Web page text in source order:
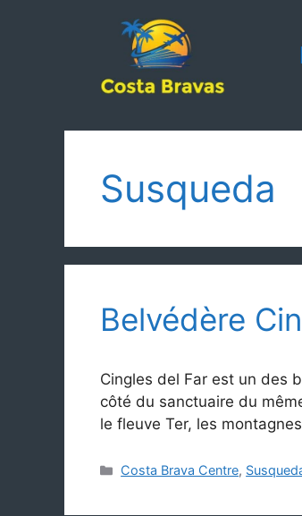
Susqueda
Belvédère
Cingles del Far est un des
côté du sanctuaire du
le fleuve Ter, les
Catégories
Costa Brava Centre,